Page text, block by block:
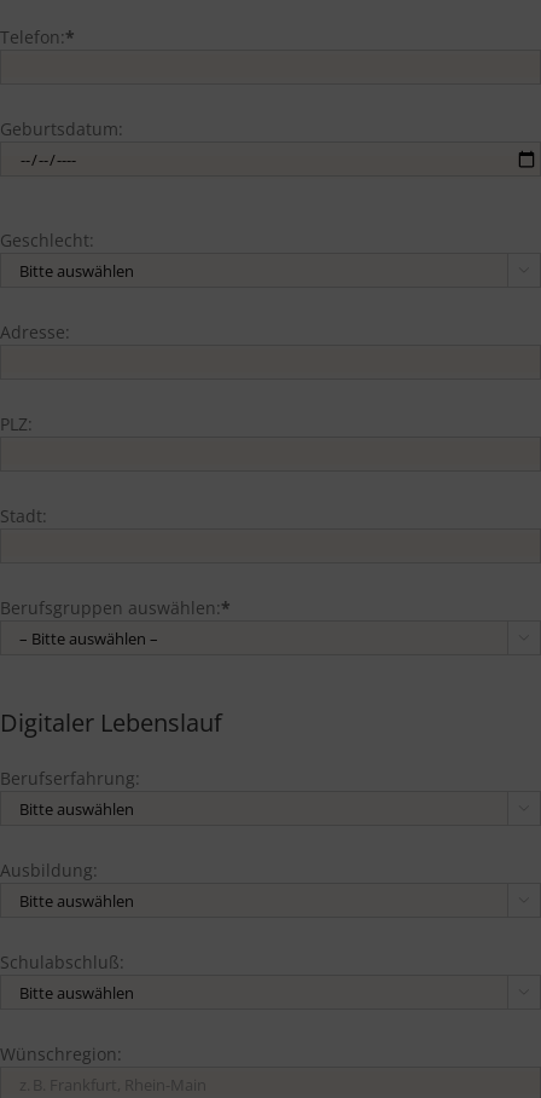
Telefon:*
Geburtsdatum:
Geschlecht:
Adresse:
PLZ:
Stadt:
Berufsgruppen auswählen:*
Digitaler Lebenslauf
Berufserfahrung:
Ausbildung:
Schulabschluß:
Wünschregion: